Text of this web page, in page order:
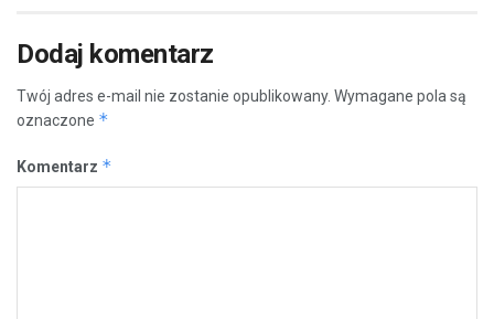
Dodaj komentarz
Twój adres e-mail nie zostanie opublikowany. Wymagane pola są
oznaczone *
Komentarz *